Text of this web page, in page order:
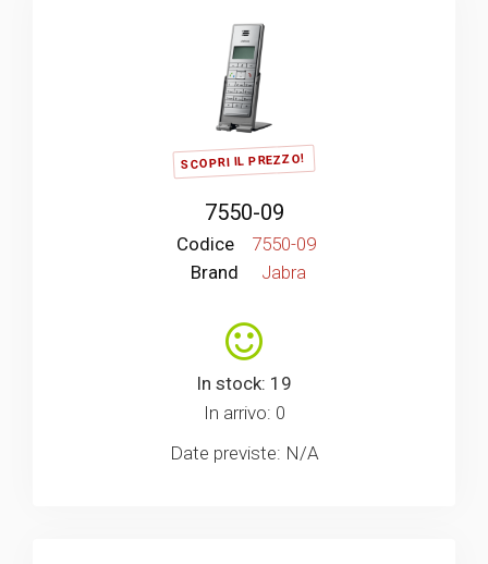
SCOPRI IL PREZZO!
7550-09
Codice
7550-09
Brand
Jabra
In stock: 19
In arrivo: 0
Date previste: N/A